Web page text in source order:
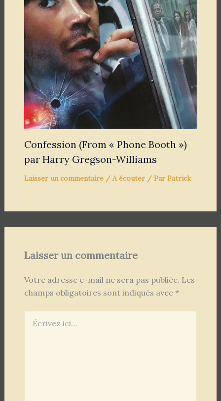
Confession (From « Phone Booth »)
par Harry Gregson-Williams
Laisser un commentaire / A écouter/ Par Patrick
Laisser un commentaire
Votre adresse e-mail ne sera pas publiée. Les
champs obligatoires sont indiqués avec *
ici…